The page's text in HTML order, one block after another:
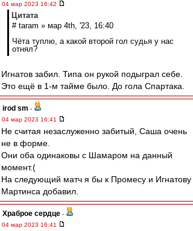
04 мар 2023 16:42
Цитата
# taram » мар 4th, '23, 16:40
Чёта туплю, а какой второй гол судья у нас
отнял?
Игнатов забил. Типа он рукой подыграл себе.
Это ещё в 1-м тайме было. До гола Спартака.
irod sm -
04 мар 2023 16:41
Не считая незаслуженно забитый, Саша очень
не в форме.
Они оба одинаковы с Шамаром на данный
момент.(
На следующий матч я бы к Промесу и Игнатову
Мартинса добавил.
Храброе сердце -
04 мар 2023 16:41